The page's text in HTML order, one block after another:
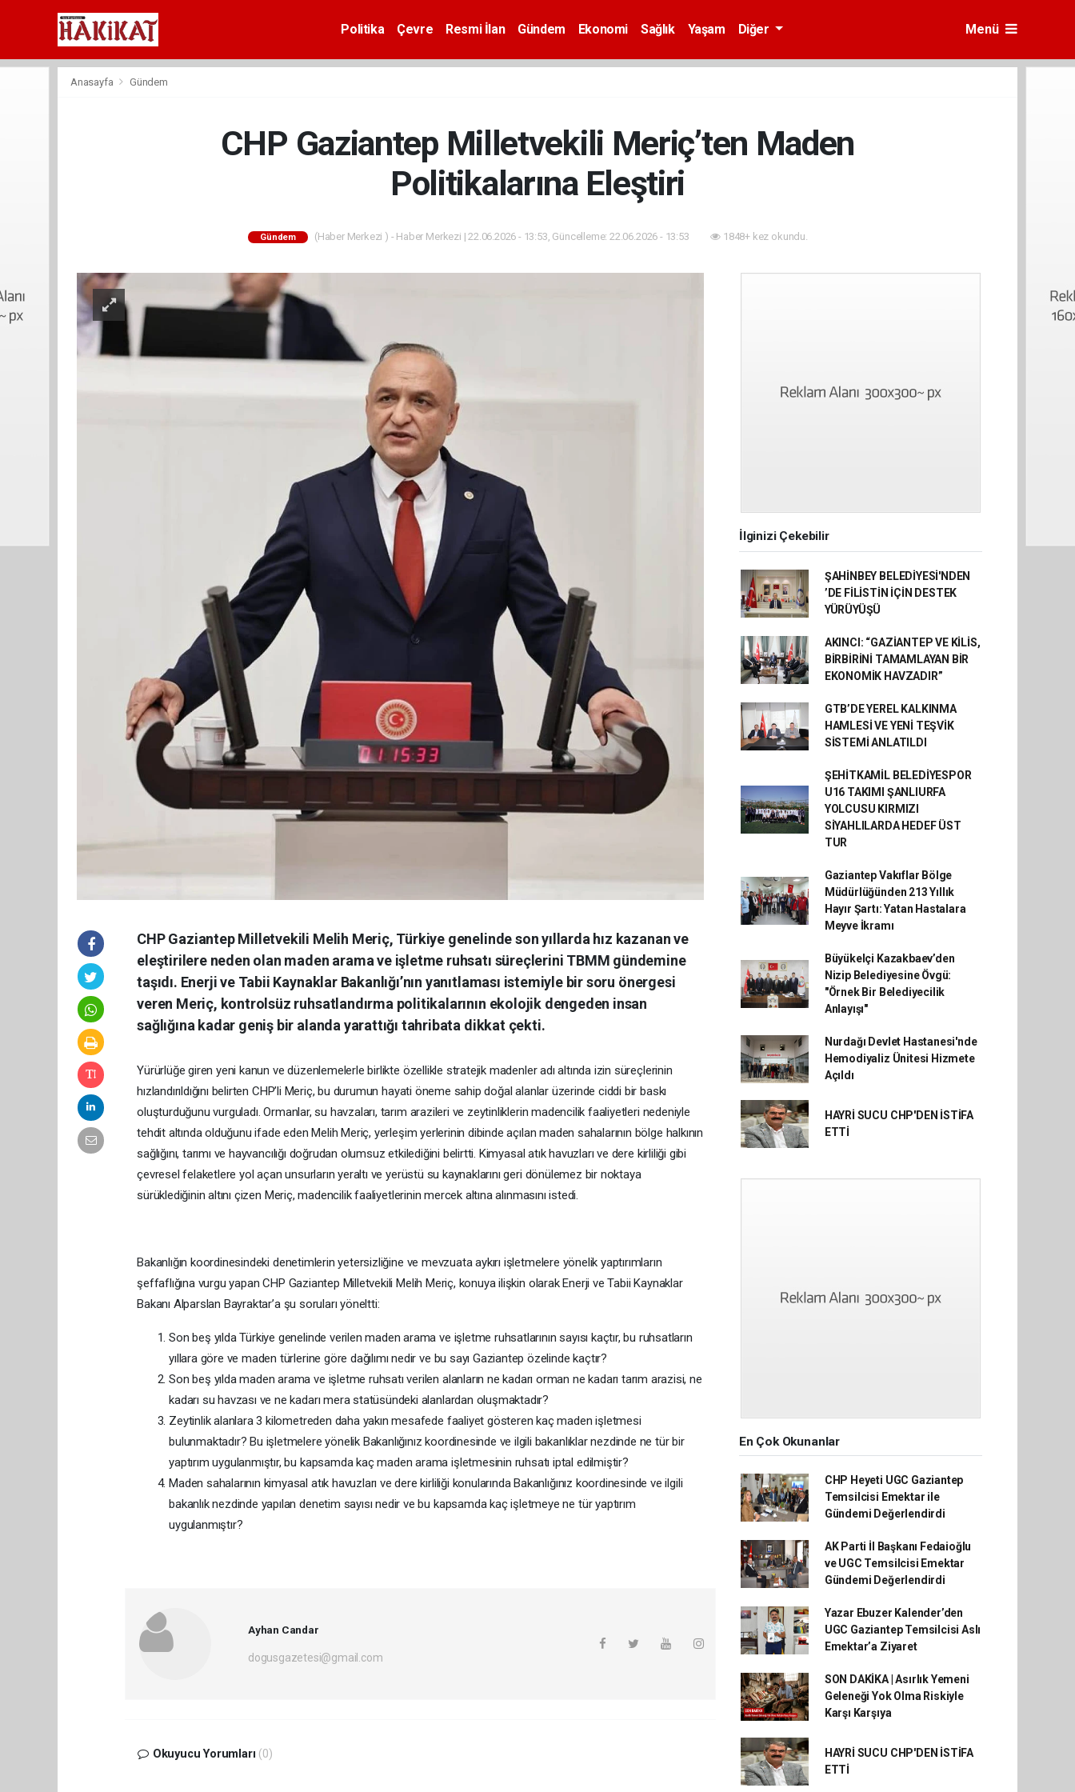
Politika Çevre Resmi İlan Gündem Ekonomi Sağlık Yaşam Diğer Menü
Anasayfa Gündem
CHP Gaziantep Milletvekili Meriç’ten Maden
Politikalarına Eleştiri
Gündem (Haber Merkezi ) - Haber Merkezi | 22.06.2026 - 13:53, Güncelleme: 22.06.2026 - 13:53 1848+ kez okundu.
CHP Gaziantep Milletvekili Melih Meriç, Türkiye genelinde son yıllarda hız kazanan ve
eleştirilere neden olan maden arama ve işletme ruhsatı süreçlerini TBMM gündemine
taşıdı. Enerji ve Tabii Kaynaklar Bakanlığı’nın yanıtlaması istemiyle bir soru önergesi
veren Meriç, kontrolsüz ruhsatlandırma politikalarının ekolojik dengeden insan
sağlığına kadar geniş bir alanda yarattığı tahribata dikkat çekti.
Yürürlüğe giren yeni kanun ve düzenlemelerle birlikte özellikle stratejik madenler adı altında izin süreçlerinin
hızlandırıldığını belirten CHP’li Meriç, bu durumun hayati öneme sahip doğal alanlar üzerinde ciddi bir baskı
oluşturduğunu vurguladı. Ormanlar, su havzaları, tarım arazileri ve zeytinliklerin madencilik faaliyetleri nedeniyle
tehdit altında olduğunu ifade eden Melih Meriç, yerleşim yerlerinin dibinde açılan maden sahalarının bölge halkının
sağlığını, tarımı ve hayvancılığı doğrudan olumsuz etkilediğini belirtti. Kimyasal atık havuzları ve dere kirliliği gibi
çevresel felaketlere yol açan unsurların yeraltı ve yerüstü su kaynaklarını geri dönülemez bir noktaya
sürüklediğinin altını çizen Meriç, madencilik faaliyetlerinin mercek altına alınmasını istedi.
Bakanlığın koordinesindeki denetimlerin yetersizliğine ve mevzuata aykırı işletmelere yönelik yaptırımların
şeffaflığına vurgu yapan CHP Gaziantep Milletvekili Melih Meriç, konuya ilişkin olarak Enerji ve Tabii Kaynaklar
Bakanı Alparslan Bayraktar’a şu soruları yöneltti:
Son beş yılda Türkiye genelinde verilen maden arama ve işletme ruhsatlarının sayısı kaçtır, bu ruhsatların
yıllara göre ve maden türlerine göre dağılımı nedir ve bu sayı Gaziantep özelinde kaçtır?
Son beş yılda maden arama ve işletme ruhsatı verilen alanların ne kadarı orman ne kadarı tarım arazisi, ne
kadarı su havzası ve ne kadarı mera statüsündeki alanlardan oluşmaktadır?
Zeytinlik alanlara 3 kilometreden daha yakın mesafede faaliyet gösteren kaç maden işletmesi
bulunmaktadır? Bu işletmelere yönelik Bakanlığınız koordinesinde ve ilgili bakanlıklar nezdinde ne tür bir
yaptırım uygulanmıştır, bu kapsamda kaç maden arama işletmesinin ruhsatı iptal edilmiştir?
Maden sahalarının kimyasal atık havuzları ve dere kirliliği konularında Bakanlığınız koordinesinde ve ilgili
bakanlık nezdinde yapılan denetim sayısı nedir ve bu kapsamda kaç işletmeye ne tür yaptırım
uygulanmıştır?
Ayhan Candar
dogusgazetesi@gmail.com
Okuyucu Yorumları (0)
İlginizi Çekebilir
ŞAHİNBEY BELEDİYESİ'NDEN
’DE FİLİSTİN İÇİN DESTEK
YÜRÜYÜŞÜ
AKINCI: “GAZİANTEP VE KİLİS,
BİRBİRİNİ TAMAMLAYAN BİR
EKONOMİK HAVZADIR”
GTB’DE YEREL KALKINMA
HAMLESİ VE YENİ TEŞVİK
SİSTEMİ ANLATILDI
ŞEHİTKAMİL BELEDİYESPOR
U16 TAKIMI ŞANLIURFA
YOLCUSU KIRMIZI
SİYAHLILARDA HEDEF ÜST
TUR
Gaziantep Vakıflar Bölge
Müdürlüğünden 213 Yıllık
Hayır Şartı: Yatan Hastalara
Meyve İkramı
Büyükelçi Kazakbaev’den
Nizip Belediyesine Övgü:
"Örnek Bir Belediyecilik
Anlayışı"
Nurdağı Devlet Hastanesi'nde
Hemodiyaliz Ünitesi Hizmete
Açıldı
HAYRİ SUCU CHP'DEN İSTİFA
ETTİ
En Çok Okunanlar
CHP Heyeti UGC Gaziantep
Temsilcisi Emektar ile
Gündemi Değerlendirdi
AK Parti İl Başkanı Fedaioğlu
ve UGC Temsilcisi Emektar
Gündemi Değerlendirdi
Yazar Ebuzer Kalender’den
UGC Gaziantep Temsilcisi Aslı
Emektar’a Ziyaret
SON DAKİKA | Asırlık Yemeni
Geleneği Yok Olma Riskiyle
Karşı Karşıya
HAYRİ SUCU CHP'DEN İSTİFA
ETTİ